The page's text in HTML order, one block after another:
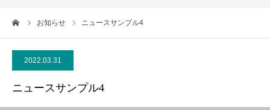
お知らせ ニュースサンプル4
2022.03.31
ニュースサンプル4